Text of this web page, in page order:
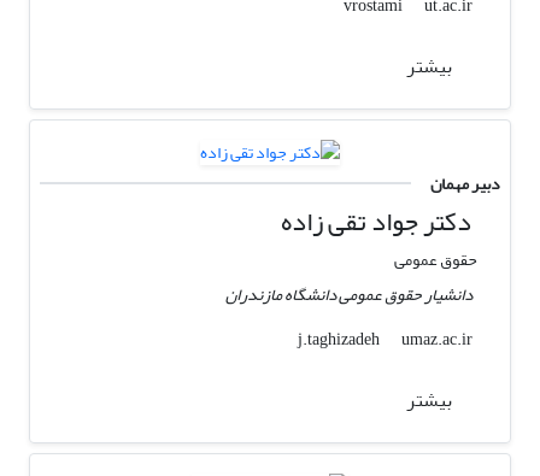
بیشتر
دبیر مهمان
دکتر جواد تقی زاده
حقوق عمومی
دانشیار حقوق عمومی دانشگاه مازندران
j.taghizadeh
umaz.ac.ir
بیشتر